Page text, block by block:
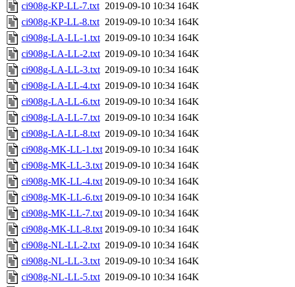
ci908g-KP-LL-7.txt 2019-09-10 10:34 164K
ci908g-KP-LL-8.txt 2019-09-10 10:34 164K
ci908g-LA-LL-1.txt 2019-09-10 10:34 164K
ci908g-LA-LL-2.txt 2019-09-10 10:34 164K
ci908g-LA-LL-3.txt 2019-09-10 10:34 164K
ci908g-LA-LL-4.txt 2019-09-10 10:34 164K
ci908g-LA-LL-6.txt 2019-09-10 10:34 164K
ci908g-LA-LL-7.txt 2019-09-10 10:34 164K
ci908g-LA-LL-8.txt 2019-09-10 10:34 164K
ci908g-MK-LL-1.txt 2019-09-10 10:34 164K
ci908g-MK-LL-3.txt 2019-09-10 10:34 164K
ci908g-MK-LL-4.txt 2019-09-10 10:34 164K
ci908g-MK-LL-6.txt 2019-09-10 10:34 164K
ci908g-MK-LL-7.txt 2019-09-10 10:34 164K
ci908g-MK-LL-8.txt 2019-09-10 10:34 164K
ci908g-NL-LL-2.txt 2019-09-10 10:34 164K
ci908g-NL-LL-3.txt 2019-09-10 10:34 164K
ci908g-NL-LL-5.txt 2019-09-10 10:34 164K